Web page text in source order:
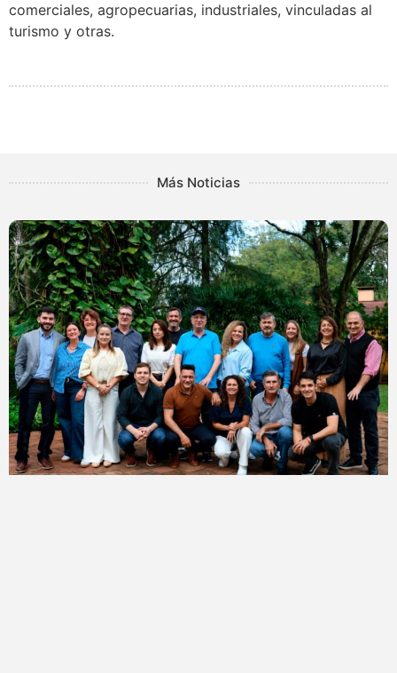
comerciales, agropecuarias, industriales, vinculadas al
turismo y otras.
Más Noticias